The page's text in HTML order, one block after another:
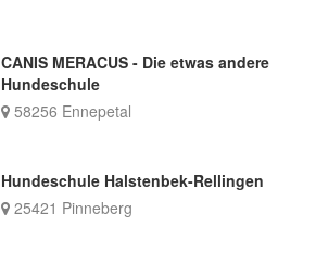
CANIS MERACUS - Die etwas andere
Hundeschule
58256 Ennepetal
Hundeschule Halstenbek-Rellingen
25421 Pinneberg